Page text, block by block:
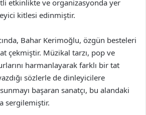
etkinlikte ve organizasyonda yer
kitlesi edinmiştir.
Bahar Kerimoğlu, özgün besteleri
çekmiştir. Müzikal tarzı, pop ve
harmanlayarak farklı bir tat
sözlerle de dinleyicilere
başaran sanatçı, bu alandaki
sergilemiştir.